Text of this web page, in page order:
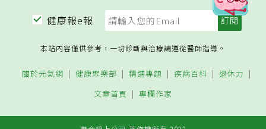
健康報e報
本站內容僅供參考，一切診斷與治療請遵從醫師指導。
關於元氣網 健康聚樂部 精選專題 疾病百科
退休力
文章首頁
專欄作家